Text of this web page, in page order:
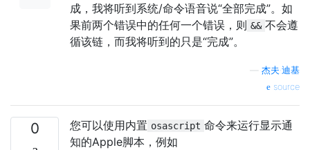
成，我将听到系统/命令语音说“全部完成”。如
果前两个错误中的任何一个错误，则 && 不会遵
循该链，而我将听到的只是“完成”。
杰夫·迪基
source
0 您可以使用内置 osascript 命令来运行显示通
知的Apple脚本，例如